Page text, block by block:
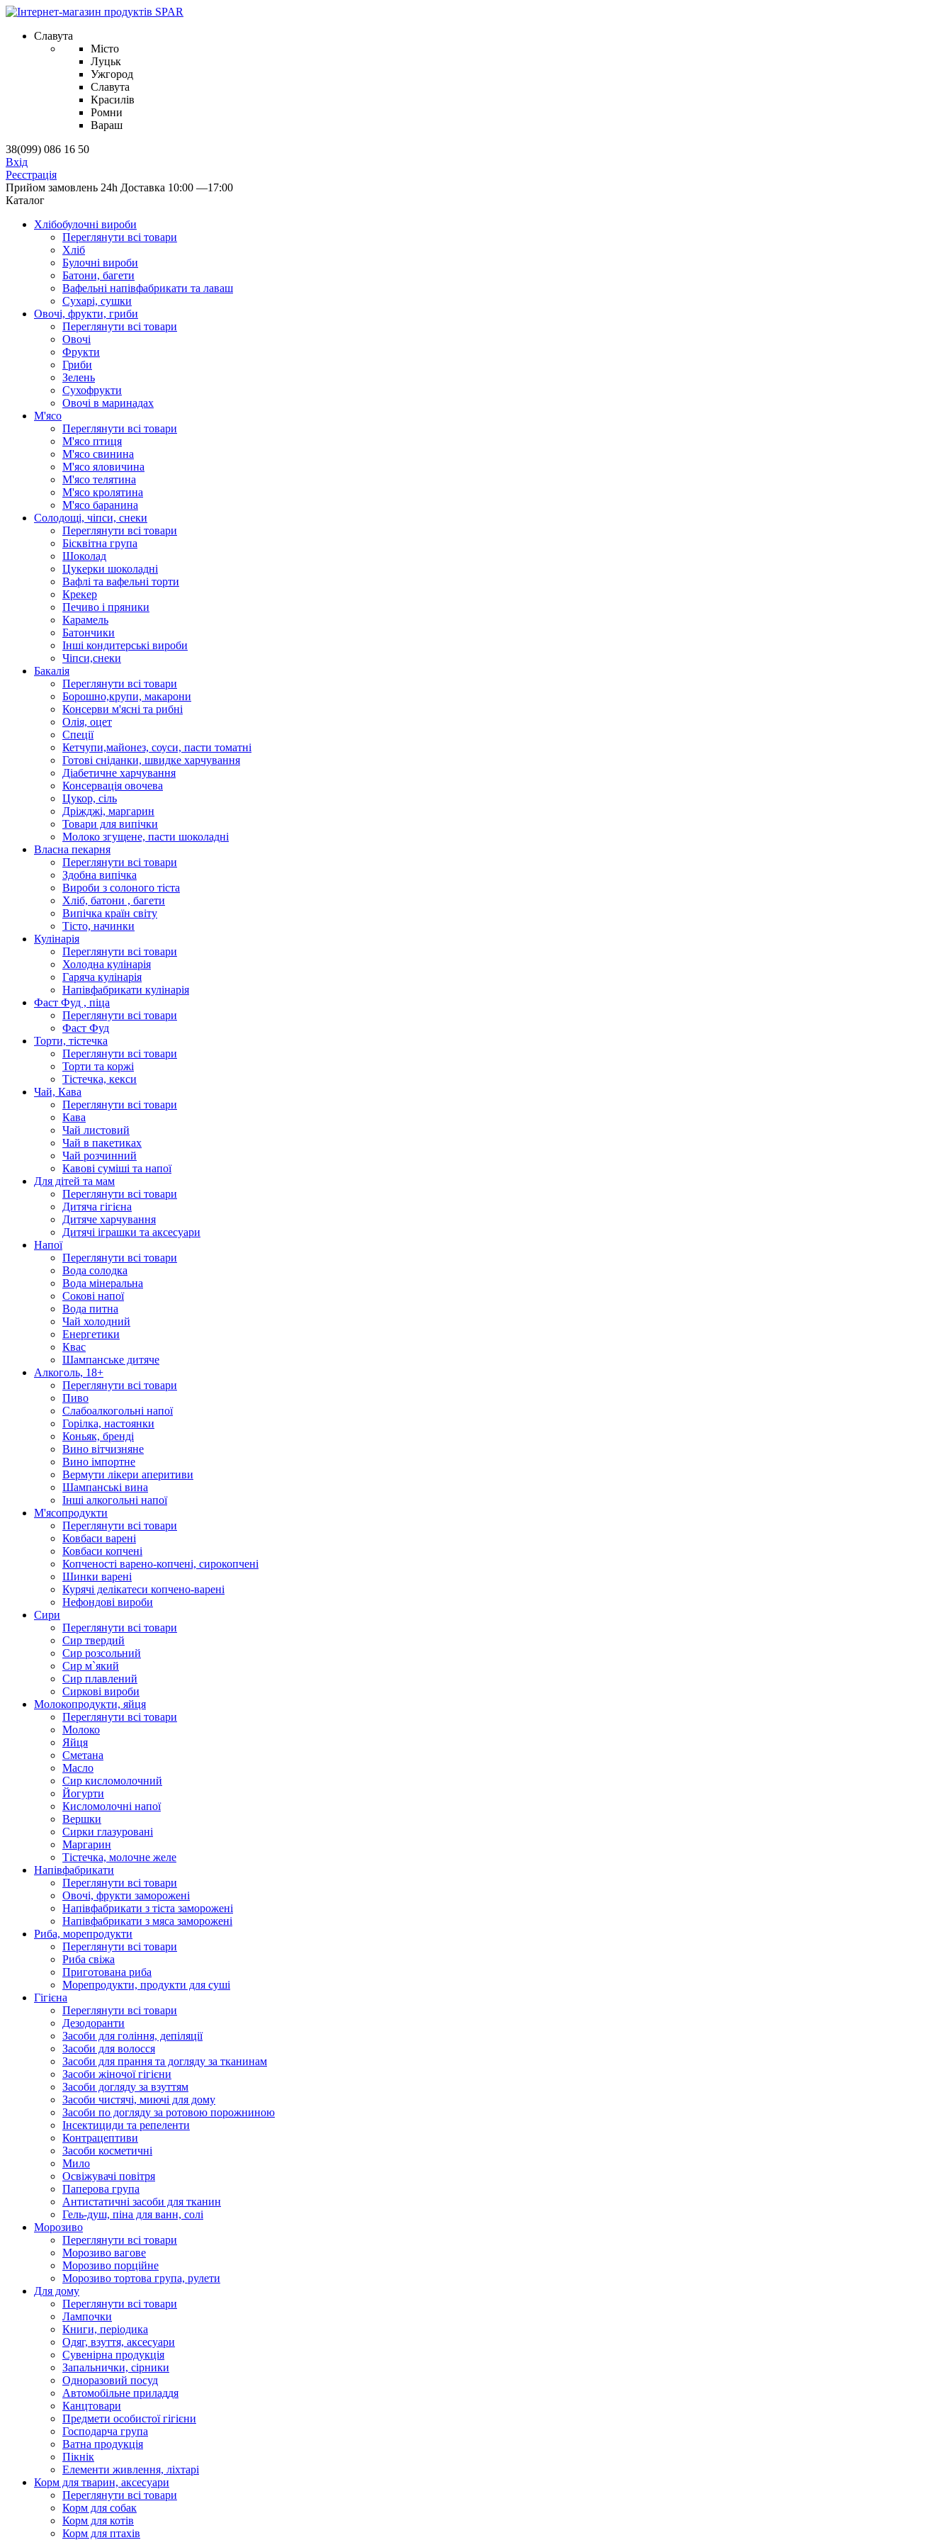
Славута
Місто
Луцьк
Ужгород
Славута
Красилів
Ромни
Вараш
38(099) 086 16 50
Вхід
Реєстрація
Прийом замовлень 24h Доставка 10:00 —17:00
Каталог
Хлібобулочні вироби
Переглянути всі товари
Хліб
Булочні вироби
Батони, багети
Вафельні напівфабрикати та лаваш
Сухарі, сушки
Овочі, фрукти, гриби
Переглянути всі товари
Овочі
Фрукти
Гриби
Зелень
Сухофрукти
Овочі в маринадах
М'ясо
Переглянути всі товари
М'ясо птиця
М'ясо свинина
М'ясо яловичина
М'ясо телятина
М'ясо кролятина
М'ясо баранина
Солодощі, чіпси, снеки
Переглянути всі товари
Бісквітна група
Шоколад
Цукерки шоколадні
Вафлі та вафельні торти
Крекер
Печиво і пряники
Карамель
Батончики
Інші кондитерські вироби
Чіпси,снеки
Бакалія
Переглянути всі товари
Борошно,крупи, макарони
Консерви м'ясні та рибні
Олія, оцет
Спеції
Кетчупи,майонез, соуси, пасти томатні
Готові сніданки, швидке харчування
Діабетичне харчування
Консервація овочева
Цукор, сіль
Дріжджі, маргарин
Товари для випічки
Молоко згущене, пасти шоколадні
Власна пекарня
Переглянути всі товари
Здобна випічка
Вироби з солоного тіста
Хліб, батони , багети
Випічка країн світу
Тісто, начинки
Кулінарія
Переглянути всі товари
Холодна кулінарія
Гаряча кулінарія
Напівфабрикати кулінарія
Фаст Фуд , піца
Переглянути всі товари
Фаст Фуд
Торти, тістечка
Переглянути всі товари
Торти та коржі
Тістечка, кекси
Чай, Кава
Переглянути всі товари
Кава
Чай листовий
Чай в пакетиках
Чай розчинний
Кавові суміші та напої
Для дітей та мам
Переглянути всі товари
Дитяча гігієна
Дитяче харчування
Дитячі іграшки та аксесуари
Напої
Переглянути всі товари
Вода солодка
Вода мінеральна
Сокові напої
Вода питна
Чай холодний
Енергетики
Квас
Шампанське дитяче
Алкоголь, 18+
Переглянути всі товари
Пиво
Слабоалкогольні напої
Горілка, настоянки
Коньяк, бренді
Вино вітчизняне
Вино імпортне
Вермути лікери аперитиви
Шампанські вина
Інші алкогольні напої
М'ясопродукти
Переглянути всі товари
Ковбаси варені
Ковбаси копчені
Копченості варено-копчені, сирокопчені
Шинки варені
Курячі делікатеси копчено-варені
Нефондові вироби
Сири
Переглянути всі товари
Сир твердий
Сир розсольний
Сир м`який
Сир плавлений
Сиркові вироби
Молокопродукти, яйця
Переглянути всі товари
Молоко
Яйця
Сметана
Масло
Сир кисломолочний
Йогурти
Кисломолочні напої
Вершки
Сирки глазуровані
Маргарин
Тістечка, молочне желе
Напівфабрикати
Переглянути всі товари
Овочі, фрукти заморожені
Напівфабрикати з тіста заморожені
Напівфабрикати з мяса заморожені
Риба, морепродукти
Переглянути всі товари
Риба свіжа
Приготована риба
Морепродукти, продукти для суші
Гігієна
Переглянути всі товари
Дезодоранти
Засоби для гоління, депіляції
Засоби для волосся
Засоби для прання та догляду за тканинам
Засоби жіночої гігієни
Засоби догляду за взуттям
Засоби чистячі, миючі для дому
Засоби по догляду за ротовою порожниною
Інсектициди та репеленти
Контрацептиви
Засоби косметичні
Мило
Освіжувачі повітря
Паперова група
Антистатичні засоби для тканин
Гель-душ, піна для ванн, солі
Морозиво
Переглянути всі товари
Морозиво вагове
Морозиво порційне
Морозиво тортова група, рулети
Для дому
Переглянути всі товари
Лампочки
Книги, періодика
Одяг, взуття, аксесуари
Сувенірна продукція
Запальнички, сірники
Одноразовий посуд
Автомобільне приладдя
Канцтовари
Предмети особистої гігієни
Господарча група
Ватна продукція
Пікнік
Елементи живлення, ліхтарі
Корм для тварин, аксесуари
Переглянути всі товари
Корм для собак
Корм для котів
Корм для птахів